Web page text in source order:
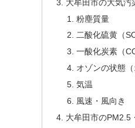
大牟田市の大気汚
粉塵質量
二酸化硫黄（
一酸化炭素（
オゾンの状態（
気温
風速・風向き
大牟田市のPM2.5